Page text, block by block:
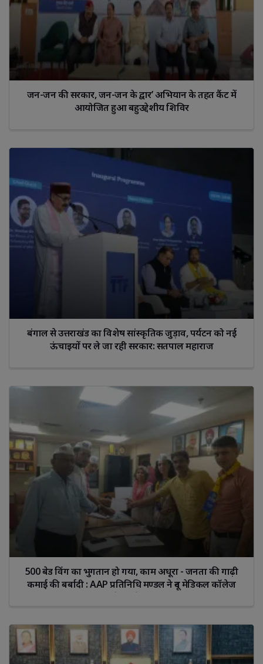
जन-जन की सरकार, जन-जन के द्वार’ अभियान के तहत कैंट में
आयोजित हुआ बहुउद्देशीय शिविर
बंगाल से उत्तराखंड का विशेष सांस्कृतिक जुड़ाव, पर्यटन को नई
ऊंचाइयों पर ले जा रही सरकार: सतपाल महाराज
500 बेड विंग का भुगतान हो गया, काम अधूरा - जनता की गाढ़ी
कमाई की बर्बादी : AAP प्रतिनिधि मण्डल ने दून मेडिकल कॉलेज